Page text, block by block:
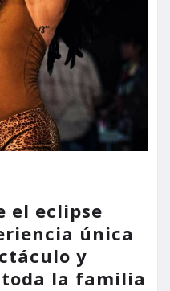
el eclipse
única
y
la familia